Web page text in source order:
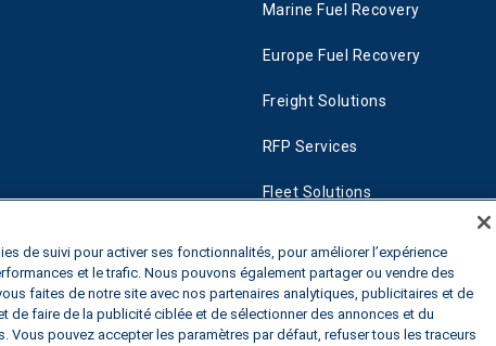
Marine Fuel Recovery
Europe Fuel Recovery
Freight Solutions
RFP Services
Fleet Solutions
CleanMile
de suivi pour activer ses fonctionnalités, pour améliorer l’expérience
et le trafic. Nous pouvons également partager ou vendre des
faites de notre site avec nos partenaires analytiques, publicitaires et de
de faire de la publicité ciblée et de sélectionner des annonces et du
Vous pouvez accepter les paramètres par défaut, refuser tous les traceurs